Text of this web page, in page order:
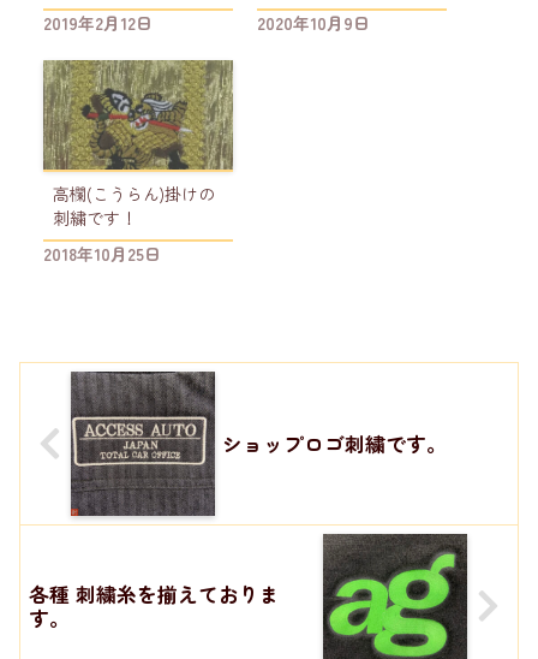
2019年2月12日
2020年10月9日
高欄(こうらん)掛けの
刺繍です！
2018年10月25日
ショップロゴ刺繍です。
各種 刺繍糸を揃えておりま
す。